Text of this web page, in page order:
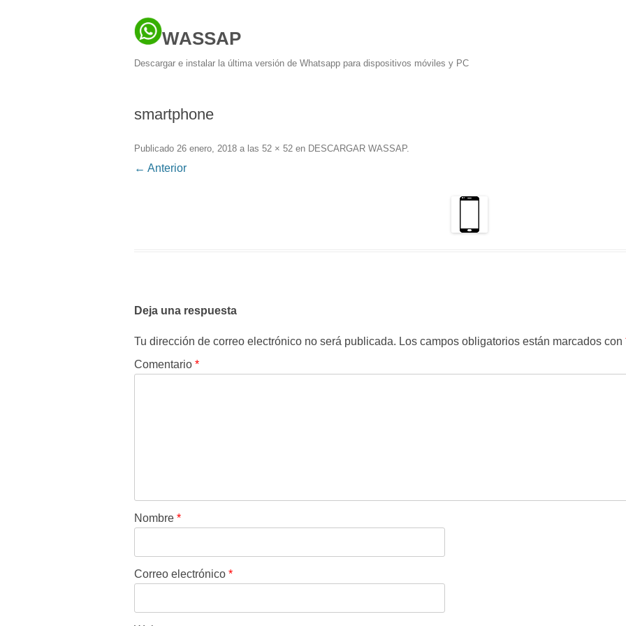
WASSAP
Descargar e instalar la última versión de Whatsapp para dispositivos móviles y PC
smartphone
Publicado 26 enero, 2018 a las 52 × 52 en DESCARGAR WASSAP.
← Anterior
Deja una respuesta
Tu dirección de correo electrónico no será publicada. Los campos obligatorios están marcados con
Comentario *
Nombre *
Correo electrónico *